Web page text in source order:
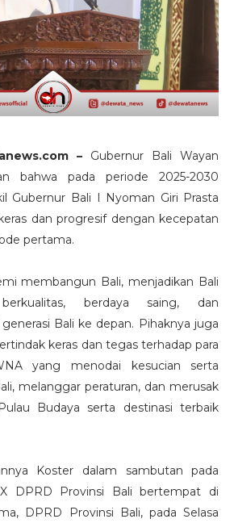
– Gubernur Bali Wayan
bahwa pada periode 2025-2030
Gubernur Bali I Nyoman Giri Prasta
dan progresif dengan kecepatan
pertama.
membangun Bali, menjadikan Bali
berdaya saing, dan
Bali ke depan. Pihaknya juga
keras dan tegas terhadap para
yang menodai kesucian serta
melanggar peraturan, dan merusak
Budaya serta destinasi terbaik
Koster dalam sambutan pada
DPRD Provinsi Bali bertempat di
DPRD Provinsi Bali, pada Selasa